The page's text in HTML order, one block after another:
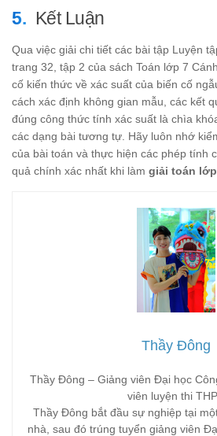
Kết Luận
Qua việc giải chi tiết các bài tập Luyện
trang 32, tập 2 của sách Toán lớp 7
cố kiến thức về xác suất của biến cố
cách xác định không gian mẫu, các kết
đúng công thức tính xác suất là chìa
các dạng bài tương tự. Hãy luôn nhớ
của bài toán và thực hiện các phép tính
quả chính xác nhất khi làm giải toán
Thầy Đông
Thầy Đông – Giảng viên Đại học
viên luyện thi
Thầy Đông bắt đầu sự nghiệp tại
nhà, sau đó trúng tuyển giảng viên